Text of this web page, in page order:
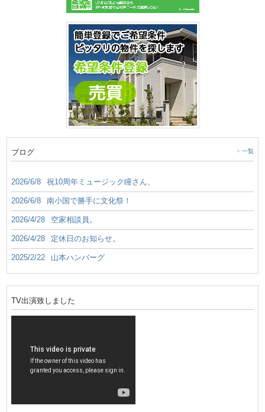
ブログ 一覧
2026/6/8 祝10周年ミュージック瞳さん、
2026/6/8 南小国で勝手に文化祭！
2026/4/28 空家相談員。
2026/4/28 定休日のお知らせ。
2025/2/22 山本ハンバーグ
TV出演致しました